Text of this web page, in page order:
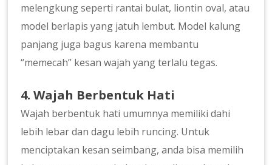
melengkung seperti rantai bulat, liontin oval, atau
model berlapis yang jatuh lembut. Model kalung
panjang juga bagus karena membantu
“memecah” kesan wajah yang terlalu tegas.
4. Wajah Berbentuk Hati
Wajah berbentuk hati umumnya memiliki dahi
lebih lebar dan dagu lebih runcing. Untuk
menciptakan kesan seimbang, anda bisa memilih